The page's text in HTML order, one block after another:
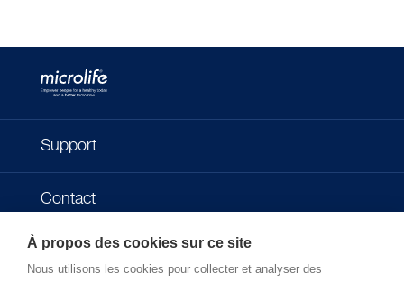
Support
Contact
Impressum
À propos des cookies sur ce site
Nous utilisons les cookies pour collecter et analyser des